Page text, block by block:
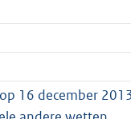
16 december